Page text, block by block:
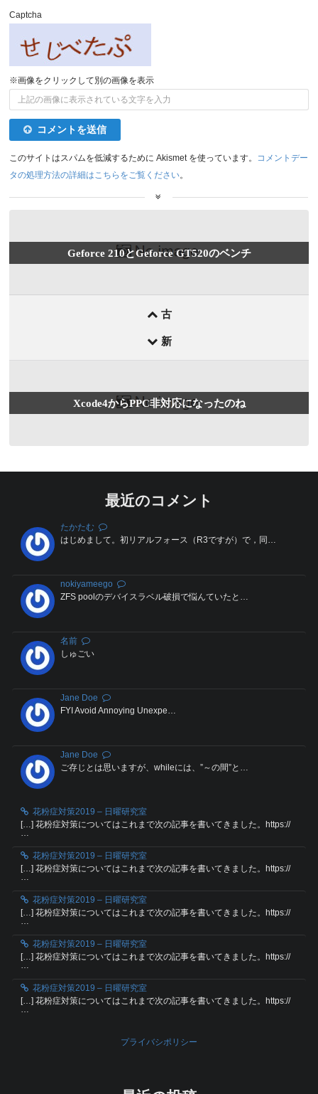
Captcha
※画像をクリックして別の画像を表示
コメントを送信
このサイトはスパムを低減するために Akismet を使っています。 コメントデー
タの処理方法の詳細はこちらをご覧ください。
記
Geforce 210とGeforce GT520のベンチ
古
新
Xcode4からPPC非対応になったのね
最近のコメント
たかたむ
はじめまして。初リアルフォース（R3ですが）で，同…
nokiyameego
ZFS poolのデバイスラベル破損で悩んていたと…
名前
しゅごい
Jane Doe
FYI Avoid Annoying Unexpe…
Jane Doe
ご存じとは思いますが、whileには、”～の間”と…
花粉症対策2019 – 日曜研究室
[…] 花粉症対策についてはこれまで次の記事を書いてきました。https://
花粉症対策2019 – 日曜研究室
[…] 花粉症対策についてはこれまで次の記事を書いてきました。https://
…
花粉症対策2019 – 日曜研究室
[…] 花粉症対策についてはこれまで次の記事を書いてきました。https://
…
花粉症対策2019 – 日曜研究室
[…] 花粉症対策についてはこれまで次の記事を書いてきました。https://
…
花粉症対策2019 – 日曜研究室
[…] 花粉症対策についてはこれまで次の記事を書いてきました。https://
…
プライバシポリシー